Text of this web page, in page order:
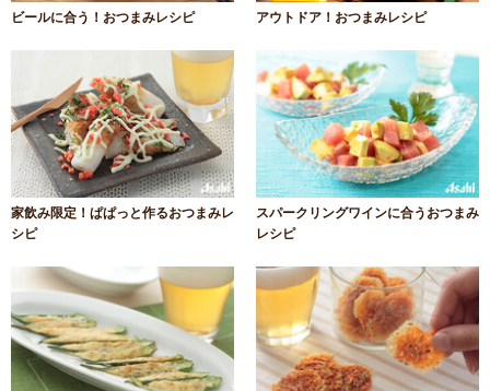
ビールに合う！おつまみレシピ アウトドア！おつまみレシピ
家飲み限定！ぱぱっと作るおつまみレ
シピ
スパークリングワインに合うおつまみ
レシピ